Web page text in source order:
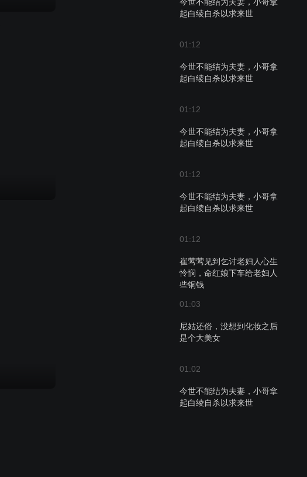
起白绫自杀以求来世
01:12
今世不能结为夫妻，小哥拿
起白绫自杀以求来世
01:12
今世不能结为夫妻，小哥拿
起白绫自杀以求来世
01:12
今世不能结为夫妻，小哥拿
起白绫自杀以求来世
01:12
崔莺莺见到乞讨老妇人心生
怜悯，命红娘下车给老妇人
些铜钱
01:03
尼姑还俗，没想到化妆之后
是个大美女
01:02
今世不能结为夫妻，小哥拿
起白绫自杀以求来世